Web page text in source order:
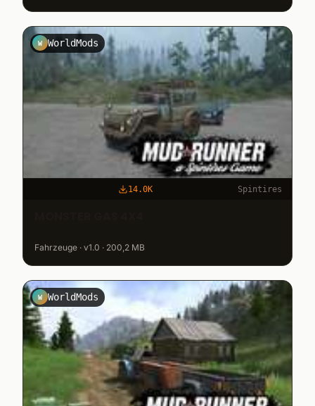
W WorldMods
14.0K Spintires
Fahrzeuge · v1.0 · 200,2 MB
W WorldMods